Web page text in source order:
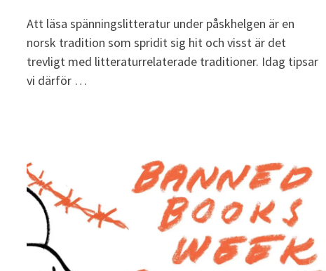
Att läsa spänningslitteratur under påskhelgen är en
norsk tradition som spridit sig hit och visst är det
trevligt med litteraturrelaterade traditioner. Idag tipsar
vi därför …